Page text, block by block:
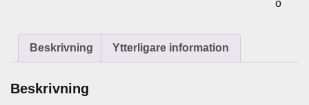
ä
o
Beskrivning Ytterligare information
Beskrivning